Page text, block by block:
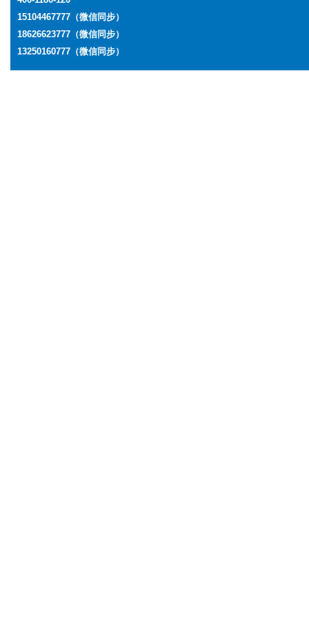
15104467777（微信同步）
18626623777 （微信同步）
13250160777 （微信同步）